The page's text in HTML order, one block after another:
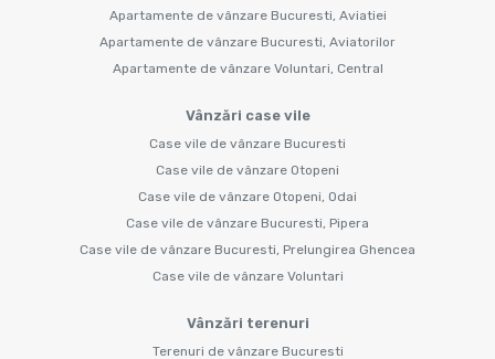
Apartamente de vânzare Bucuresti, Aviatiei
Apartamente de vânzare Bucuresti, Aviatorilor
Apartamente de vânzare Voluntari, Central
Vânzări case vile
Case vile de vânzare Bucuresti
Case vile de vânzare Otopeni
Case vile de vânzare Otopeni, Odai
Case vile de vânzare Bucuresti, Pipera
Case vile de vânzare Bucuresti, Prelungirea Ghencea
Case vile de vânzare Voluntari
Vânzări terenuri
Terenuri de vânzare Bucuresti